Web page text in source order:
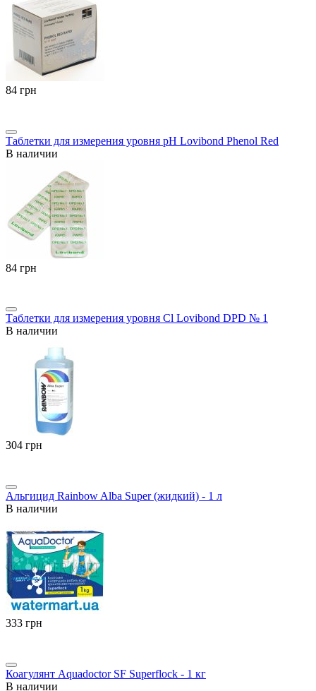
‍84‍ грн
Таблетки для измерения уровня pH Lovibond Phenol Red
В наличии
‍84‍ грн
Таблетки для измерения уровня Cl Lovibond DPD № 1
В наличии
‍304‍ грн
Альгицид Rainbow Alba Super (жидкий) - 1 л
В наличии
‍333‍ грн
Коагулянт Aquadoctor SF Superflock - 1 кг
В наличии